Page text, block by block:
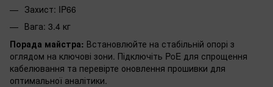
Захист: IP66
Вага: 3.4 кг
Порада майстра: Встановлюйте на стабільній опорі з
оглядом на ключові зони. Підключіть PoE для спрощення
кабелювання та перевірте оновлення прошивки для
оптимальної аналітики.